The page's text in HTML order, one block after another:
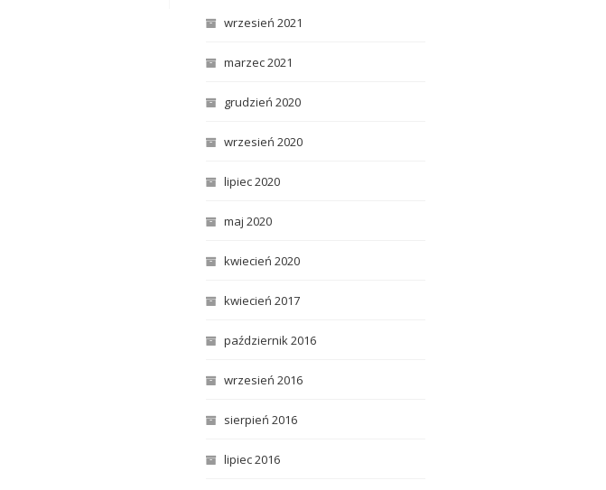
wrzesień 2021
marzec 2021
grudzień 2020
wrzesień 2020
lipiec 2020
maj 2020
kwiecień 2020
kwiecień 2017
październik 2016
wrzesień 2016
sierpień 2016
lipiec 2016